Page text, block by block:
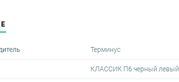
Терминус
КЛАССИК П6 черный левый